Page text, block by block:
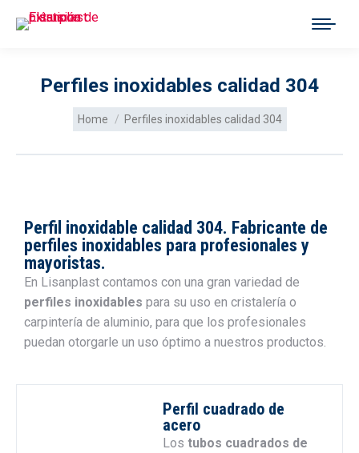
Perfiles inoxidables calidad 304
You are here:
Home Perfiles inoxidables calidad 304
Perfil inoxidable calidad 304. Fabricante de
perfiles inoxidables para profesionales y
mayoristas.
En Lisanplast contamos con una gran variedad de
perfiles inoxidables para su uso en cristalería o
carpintería de aluminio, para que los profesionales
puedan otorgarle un uso óptimo a nuestros productos.
Perfil cuadrado de
acero
Lostubos cuadrados de